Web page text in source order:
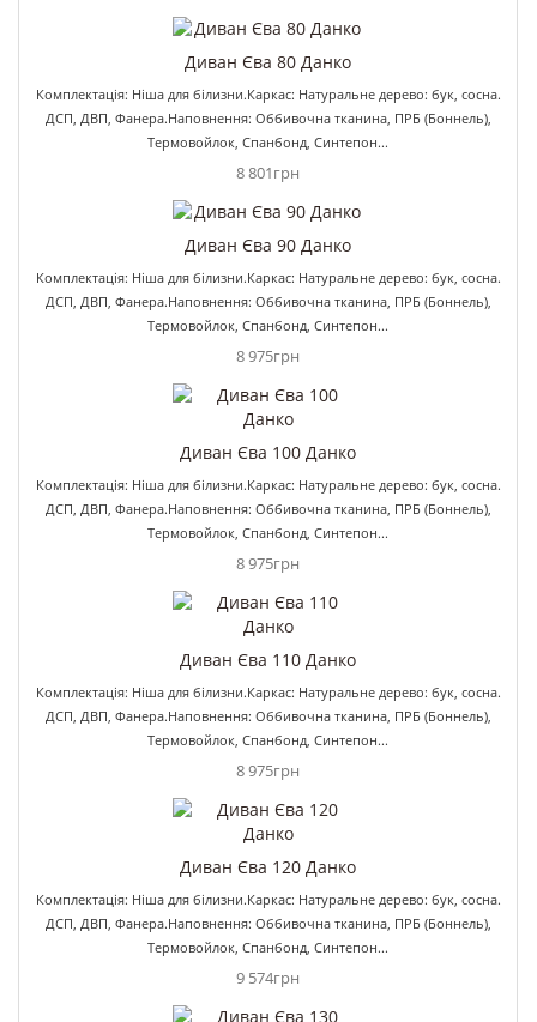
Диван Єва 80 Данко
Комплектація: Ніша для білизни.Каркас: Натуральне дерево: бук, сосна.
ДСП, ДВП, Фанера.Наповнення: Оббивочна тканина, ПРБ (Боннель),
Термовойлок, Спанбонд, Синтепон...
8 801грн
Диван Єва 90 Данко
Комплектація: Ніша для білизни.Каркас: Натуральне дерево: бук, сосна.
ДСП, ДВП, Фанера.Наповнення: Оббивочна тканина, ПРБ (Боннель),
Термовойлок, Спанбонд, Синтепон...
8 975грн
Диван Єва 100 Данко
Комплектація: Ніша для білизни.Каркас: Натуральне дерево: бук, сосна.
ДСП, ДВП, Фанера.Наповнення: Оббивочна тканина, ПРБ (Боннель),
Термовойлок, Спанбонд, Синтепон...
8 975грн
Диван Єва 110 Данко
Комплектація: Ніша для білизни.Каркас: Натуральне дерево: бук, сосна.
ДСП, ДВП, Фанера.Наповнення: Оббивочна тканина, ПРБ (Боннель),
Термовойлок, Спанбонд, Синтепон...
8 975грн
Диван Єва 120 Данко
Комплектація: Ніша для білизни.Каркас: Натуральне дерево: бук, сосна.
ДСП, ДВП, Фанера.Наповнення: Оббивочна тканина, ПРБ (Боннель),
Термовойлок, Спанбонд, Синтепон...
9 574грн